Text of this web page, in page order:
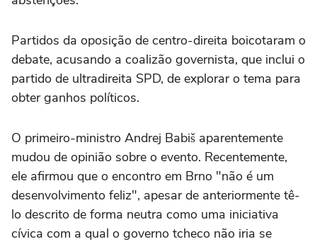
Partidos da oposição de centro-direita boicotaram o
debate, acusando a coalizão governista, que inclui o
partido de ultradireita SPD, de explorar o tema para
obter ganhos políticos.
O primeiro-ministro Andrej Babiš aparentemente
mudou de opinião sobre o evento. Recentemente,
ele afirmou que o encontro em Brno "não é um
desenvolvimento feliz", apesar de anteriormente tê-
lo descrito de forma neutra como uma iniciativa
cívica com a qual o governo tcheco não iria se